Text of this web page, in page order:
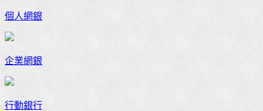
個人網銀
企業網銀
行動銀行